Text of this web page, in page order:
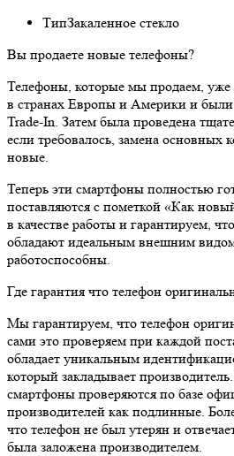
ТипЗакаленное стекло
Вы продаете новые телефоны?
Телефоны, которые мы продаем, уже
в странах Европы и Америки и
Trade-In. Затем была проведена
если требовалось, замена основных
новые.
Теперь эти смартфоны полностью
поставляются с пометкой «Как
в качестве работы и гарантируем,
обладают идеальным внешним
работоспособны.
Где гарантия что телефон
Мы гарантируем, что телефон
сами это проверяем при каждой
обладает уникальным
который закладывает
смартфоны проверяются по базе
производителей как подлинные.
что телефон не был утерян и
была заложена производителем.